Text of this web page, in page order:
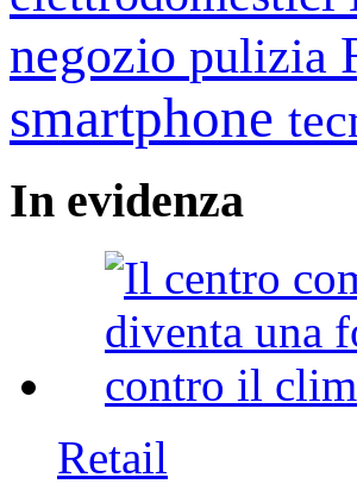
negozio pulizia
smartphone
In evidenza
Retail